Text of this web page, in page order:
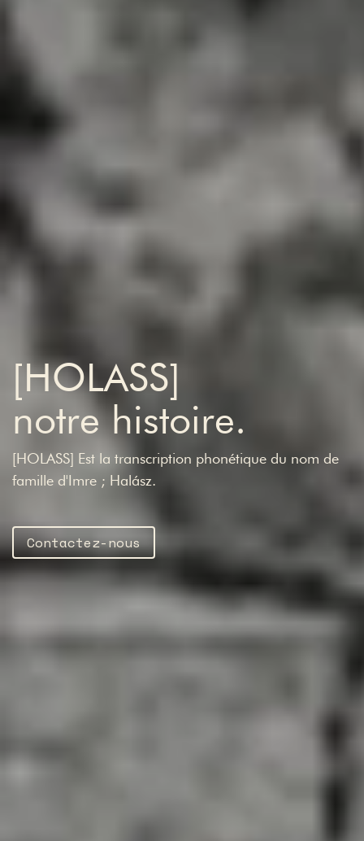
[HOLASS]
notre histoire.
[HOLASS] Est la transcription phonétique du nom de
famille d'Imre ; Halász.
Contactez-nous